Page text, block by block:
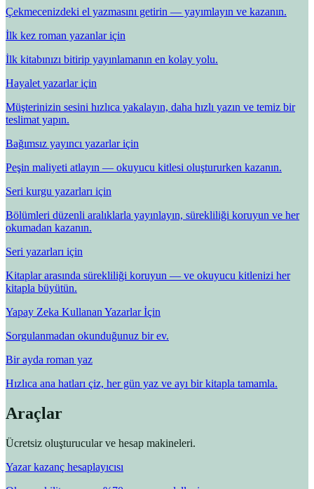
Çekmecenizdeki el yazmasını getirin — yayımlayın ve kazanın.
İlk kez roman yazanlar için
İlk kitabınızı bitirip yayınlamanın en kolay yolu.
Hayalet yazarlar için
Müşterinizin sesini hızlıca yakalayın, daha hızlı yazın ve temiz bir
teslimat yapın.
Bağımsız yayıncı yazarlar için
Peşin maliyeti atlayın — okuyucu kitlesi oluştururken kazanın.
Seri kurgu yazarları için
Bölümleri düzenli aralıklarla yayınlayın, sürekliliği koruyun ve her
okumadan kazanın.
Seri yazarları için
Kitaplar arasında sürekliliği koruyun — ve okuyucu kitlenizi her
kitapla büyütün.
Yapay Zeka Kullanan Yazarlar İçin
Sorgulanmadan okunduğunuz bir ev.
Bir ayda roman yaz
Hızlıca ana hatları çiz, her gün yaz ve ayı bir kitapla tamamla.
Araçlar
Ücretsiz oluşturucular ve hesap makineleri.
Yazar kazanç hesaplayıcısı